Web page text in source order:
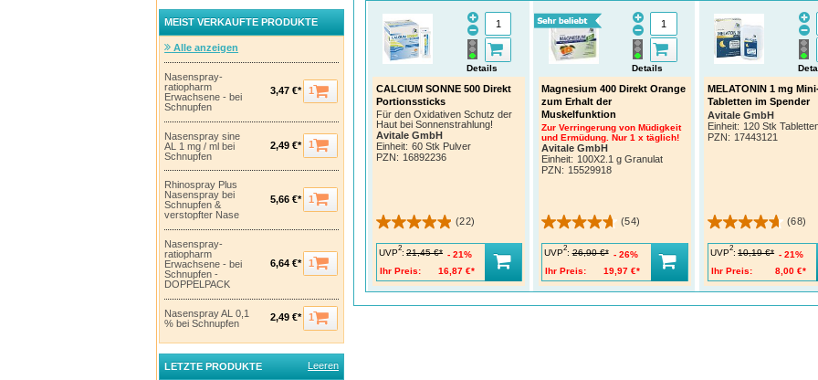
CALCIUM SONNE 500 Direkt
Portionssticks
Für den Oxidativen Schutz der
Haut bei Sonnenstrahlung!
Avitale GmbH
Einheit: 60 Stk Pulver
PZN : 16892236
Details
(22)
UVP
2
: 21,45 €*
Ihr Preis:
16,87 €*
21%
Magnesium 400 Direkt Orange
zum Erhalt der
Muskelfunktion
Zur Verringerung von Müdigkeit
und Ermüdung. Nur 1 x täglich!
Avitale GmbH
Einheit: 100X2.1 g Granulat
PZN : 15529918
Details
(54)
UVP
2
: 26,90 €*
Ihr Preis:
19,97 €*
26%
MELATONIN 1 mg
Tabletten im Spender
Avitale GmbH
Einheit: 120 Stk
PZN : 17443121
(68)
UVP
2
: 10,19 €*
Ihr Preis:
8,00 €*
21%
MEIST VERKAUFTE PRODUKTE
Alle anzeigen
Nasenspray-
ratiopharm
Erwachsene - bei
Schnupfen
3,47 €* 1
Nasenspray sine
AL 1 mg / ml bei
Schnupfen
2,49 €* 1
Rhinospray Plus
Nasenspray bei
Schnupfen &
verstopfter Nase
5,66 €* 1
Nasenspray-
ratiopharm
Erwachsene - bei
Schnupfen -
DOPPELPACK
6,64 €* 1
Nasenspray AL 0,1
% bei Schnupfen
2,49 €* 1
LETZTE PRODUKTE Leeren